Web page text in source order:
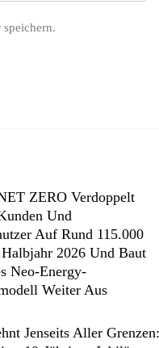
ZERO Verdoppelt
Und
Auf Rund 115.000
2026 Und Baut
Neo-Energy-
Weiter Aus
Jenseits Aller Grenzen: